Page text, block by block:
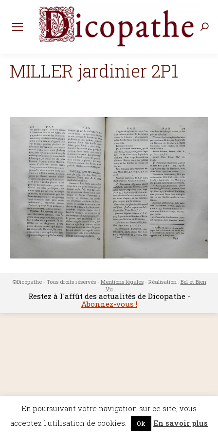
MILLER jardinier 2P1
©Dicopathe - Tous droits réservés - Mentions légales- Réalisation : Bel et Bien
Vu
Restez à l'affût des actualités de Dicopathe -
Abonnez-vous !
En poursuivant votre navigation sur ce site, vous
acceptez l'utilisation de cookies.
Ok En savoir plus